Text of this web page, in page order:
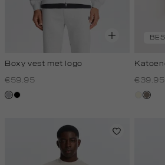
Boxy vest met logo
€59.95
grijs,zwart
€39.95
wit,klei